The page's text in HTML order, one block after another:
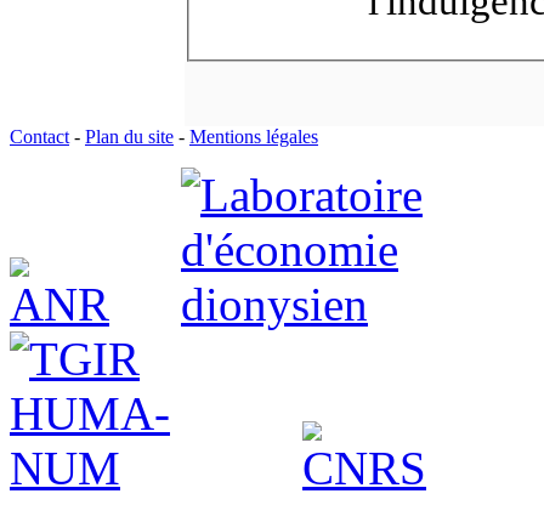
Contact - Plan du site - Mentions légales